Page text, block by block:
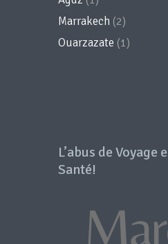
Marrakech (2)
Ouarzazate (1)
L’abus de
Santé!